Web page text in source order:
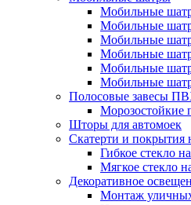
Мобильные
Мобильные
Мобильные
Мобильные
Мобильные
Мобильные
Полосовые завесы
Морозостойкие
Шторы для автомоек
Скатерти и покрытия
Гибкое стекло
Мягкое стекло
Декоративное
Монтаж